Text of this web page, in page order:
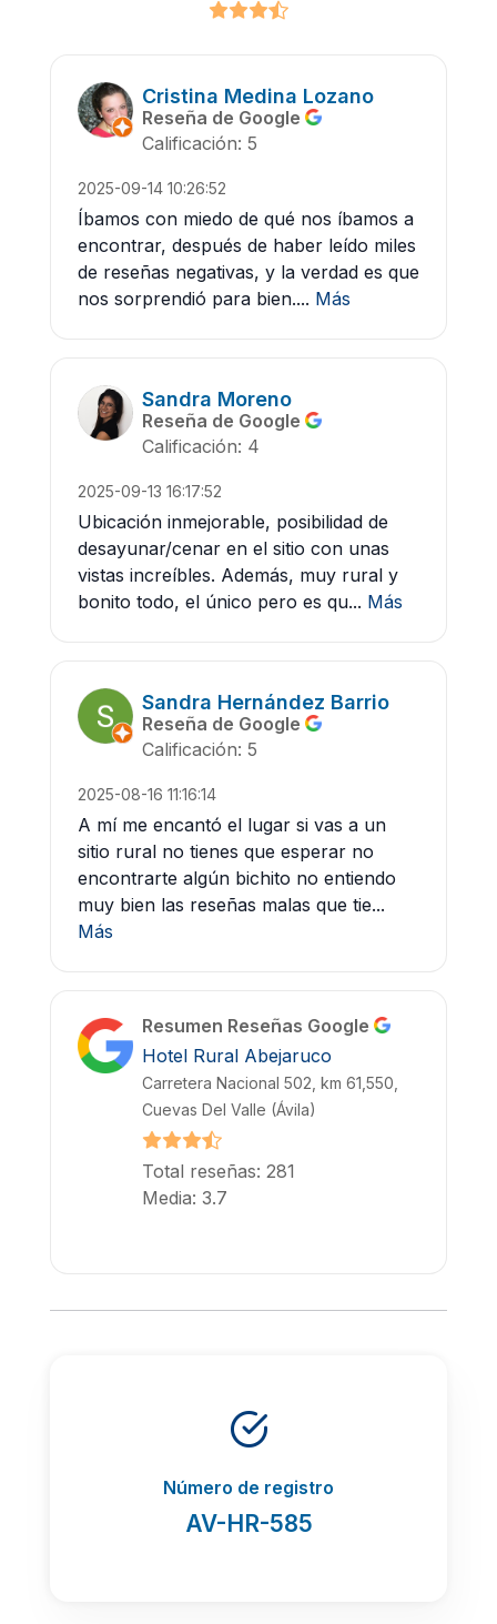
Cristina Medina Lozano
Reseña de Google
Calificación: 5
2025-09-14 10:26:52
Íbamos con miedo de qué nos íbamos a
encontrar, después de haber leído miles
de reseñas negativas, y la verdad es que
nos sorprendió para bien.... Más
Sandra Moreno
Reseña de Google
Calificación: 4
2025-09-13 16:17:52
Ubicación inmejorable, posibilidad de
desayunar/cenar en el sitio con unas
vistas increíbles. Además, muy rural y
bonito todo, el único pero es qu... Más
Sandra Hernández Barrio
Reseña de Google
Calificación: 5
2025-08-16 11:16:14
A mí me encantó el lugar si vas a un
sitio rural no tienes que esperar no
encontrarte algún bichito no entiendo
muy bien las reseñas malas que tie...
Más
Resumen Reseñas Google
Hotel Rural Abejaruco
Carretera Nacional 502, km 61,550,
Cuevas Del Valle (Ávila)
Total reseñas: 281
Media: 3.7
Número de registro
AV-HR-585